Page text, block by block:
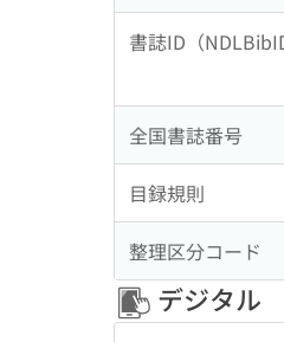
書誌ID（
全国書誌番号
目録規則
整理区分コード
デジタル